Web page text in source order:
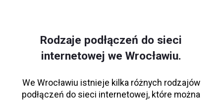
Rodzaje podłączeń do sieci
internetowej we Wrocławiu.
We Wrocławiu istnieje kilka różnych rodzajów
podłączeń do sieci internetowej, które można